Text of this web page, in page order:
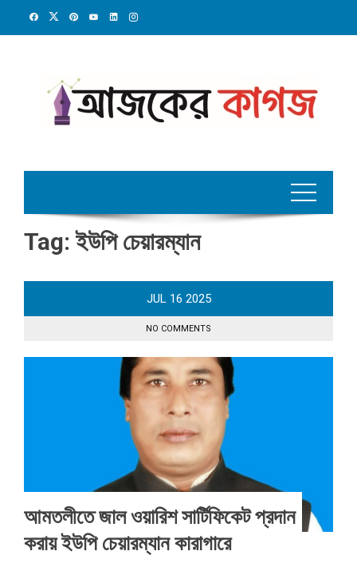
Tag:ইউপি চেয়ারম্যান
JUL 16 2025
NO COMMENTS
আমতলীতে জাল ওয়ারিশ সার্টিফিকেট প্রদান
করায় ইউপি চেয়ারম্যান কারাগারে